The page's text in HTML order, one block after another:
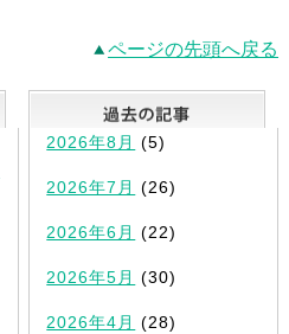
ページの先頭へ戻る
最新記事一覧
2026年8月 (5)
2026年7月 (26)
2026年6月 (22)
2026年5月 (30)
2026年4月 (28)